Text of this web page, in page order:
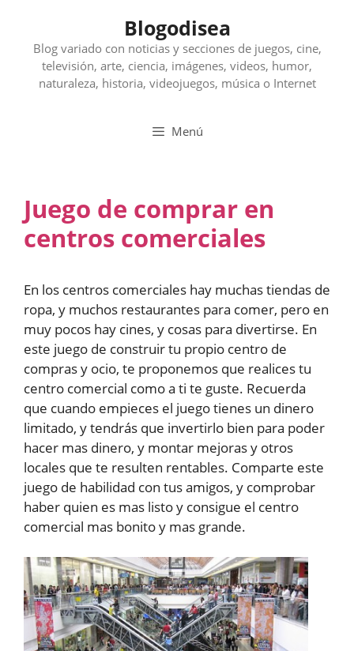
contenido
Blogodisea
Blog variado con noticias y secciones de juegos, cine,
televisión, arte, ciencia, imágenes, videos, humor,
naturaleza, historia, videojuegos, música o Internet
Menú
Juego de comprar en
centros comerciales
En los centros comerciales hay muchas tiendas de
ropa, y muchos restaurantes para comer, pero en
muy pocos hay cines, y cosas para divertirse. En
este juego de construir tu propio centro de
compras y ocio, te proponemos que realices tu
centro comercial como a ti te guste. Recuerda
que cuando empieces el juego tienes un dinero
limitado, y tendrás que invertirlo bien para poder
hacer mas dinero, y montar mejoras y otros
locales que te resulten rentables. Comparte este
juego de habilidad con tus amigos, y comprobar
haber quien es mas listo y consigue el centro
comercial mas bonito y mas grande.